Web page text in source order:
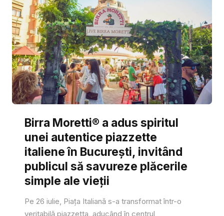
Birra Moretti® a adus spiritul
unei autentice piazzette
italiene în București, invitând
publicul să savureze plăcerile
simple ale vieții
Pe 26 iulie, Piața Italiană s-a transformat într-o
veritabilă piazzetta, aducând în centrul